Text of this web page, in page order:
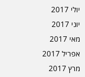
יולי 2017
יוני 2017
מאי 2017
אפריל 2017
מרץ 2017